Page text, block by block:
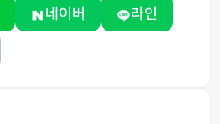
네이버
라인